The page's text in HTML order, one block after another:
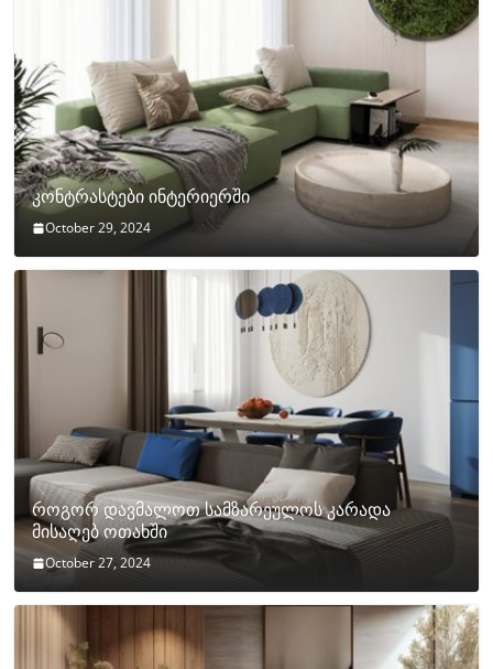
კონტრასტები ინტერიერში
October 29, 2024
როგორ დავმალოთ სამზარეულოს კარადა
მისაღებ ოთახში
October 27, 2024